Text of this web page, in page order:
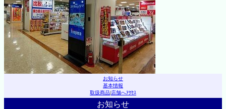
お知らせ
基本情報
取扱商品|店舗へｱｸｾｽ
お知らせ